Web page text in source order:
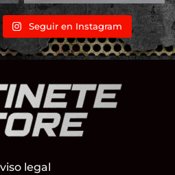
Seguir en Instagram
legal